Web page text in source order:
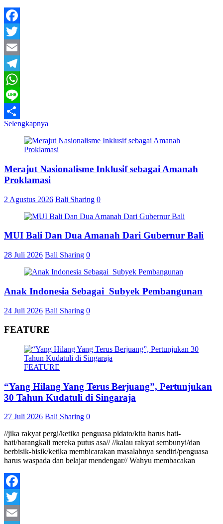
Facebook
Twitter
Email
Telegram
WhatsApp
Line
Share
Selengkapnya
Merajut Nasionalisme Inklusif sebagai Amanah
Proklamasi
2 Agustus 2026 Bali Sharing 0
MUI Bali Dan Dua Amanah Dari Gubernur Bali
28 Juli 2026 Bali Sharing 0
Anak Indonesia Sebagai Subyek Pembangunan
24 Juli 2026 Bali Sharing 0
FEATURE
FEATURE
“Yang Hilang Yang Terus Berjuang”, Pertunjukan
30 Tahun Kudatuli di Singaraja
27 Juli 2026 Bali Sharing 0
//jika rakyat pergi/ketika penguasa pidato/kita harus hati-
hati/barangkali mereka putus asa// //kalau rakyat sembunyi/dan
berbisik-bisik/ketika membicarakan masalahnya sendiri/penguasa
harus waspada dan belajar mendengar// Wahyu membacakan
Facebook
Twitter